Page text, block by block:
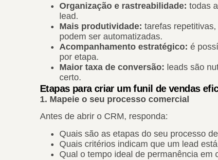
Organização e rastreabilidade: todas
lead.
Mais produtividade: tarefas
podem ser automatizadas.
Acompanhamento estratégico: é
por etapa.
Maior taxa de conversão: leads são
certo.
Etapas para criar um funil de vendas
1. Mapeie o seu processo comercial
Antes de abrir o CRM, responda:
Quais são as etapas do seu processo
Quais critérios indicam que um lead
Qual o tempo ideal de permanência em